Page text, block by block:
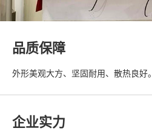
品质保障
外形美观大方、坚固耐用、散热良好。
企业实力